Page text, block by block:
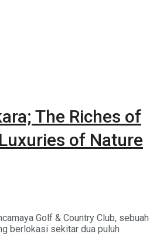
The Riches of
of Nature
Golf & Country Club, sebuah
berlokasi sekitar dua puluh